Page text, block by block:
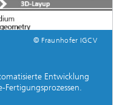
© Fraunhofer IGCV
Entwicklung